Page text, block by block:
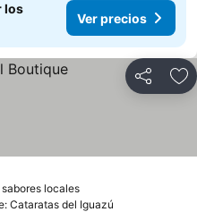
los
Ver precios
Compartir
locales
Cataratas del Iguazú